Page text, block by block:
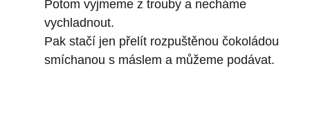
Potom vyjmeme z trouby a necháme
vychladnout.
Pak stačí jen přelít rozpuštěnou čokoládou
smíchanou s máslem a můžeme podávat.